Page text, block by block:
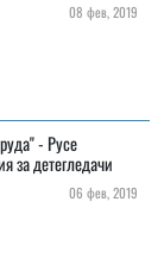
08 фев, 2019
- Русе
за детегледачи
06 фев, 2019